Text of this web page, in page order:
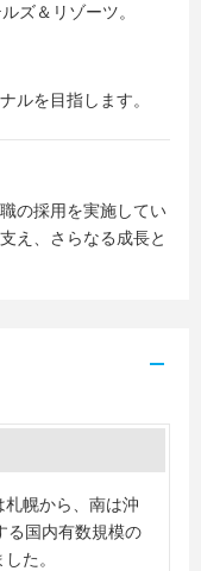
ズ＆リゾーツ。
ルを目指します。
の採用を実施してい
え、さらなる成長と
札幌から、南は沖
る国内有数規模の
た。